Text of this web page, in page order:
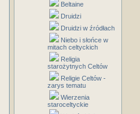
Beltaine
Druidzi
Druidzi w źródłach
Niebo i słońce w
mitach celtyckich
Religia
starożytnych Celtów
Religie Celtów -
zarys tematu
Wierzenia
staroceltyckie